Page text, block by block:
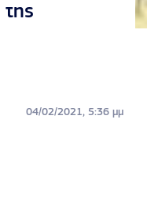
της
04/02/2021, 5:36 μμ